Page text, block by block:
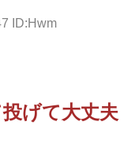
ID:Hwm
げて大丈夫